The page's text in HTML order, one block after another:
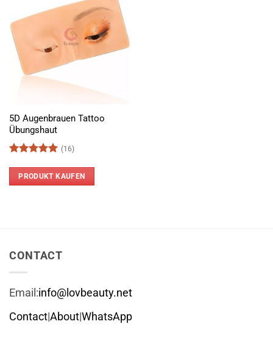
5D Augenbrauen Tattoo
Übungshaut
mit5von
(16)
PRODUKT KAUFEN
CONTACT
Email:info@lovbeauty.net
Contact|About|WhatsApp